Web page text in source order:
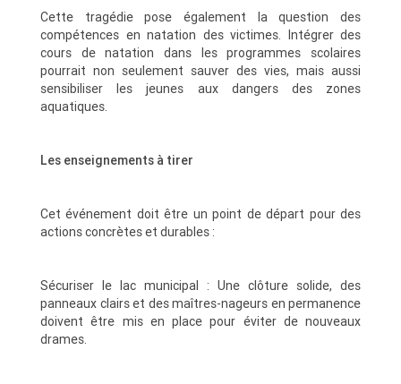
Cette tragédie pose également la question des
compétences en natation des victimes. Intégrer des
cours de natation dans les programmes scolaires
pourrait non seulement sauver des vies, mais aussi
sensibiliser les jeunes aux dangers des zones
aquatiques.
Les enseignements à tirer
Cet événement doit être un point de départ pour des
actions concrètes et durables :
Sécuriser le lac municipal : Une clôture solide, des
panneaux clairs et des maîtres-nageurs en permanence
doivent être mis en place pour éviter de nouveaux
drames.